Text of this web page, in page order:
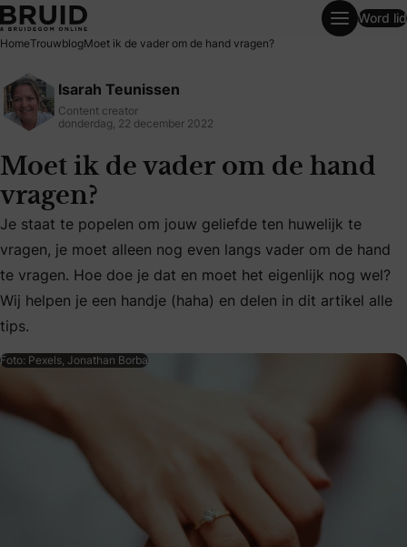
Moet ik de vader om de hand vragen?
Word lid
HomeTrouwblogMoet ik de vader om de hand vragen?
Isarah Teunissen
Content creator
donderdag, 22 december 2022
Moet ik de vader om de hand
vragen?
Je staat te popelen om jouw geliefde ten huwelijk te
Je staat te popelen om jouw geliefde ten huwelijk te
vragen, je moet alleen nog even langs vader om de hand
te vragen. Hoe doe je dat en moet het eigenlijk nog wel?
Wij helpen je een handje (haha) en delen in dit artikel alle
tips.
Foto: Pexels, Jonathan Borba